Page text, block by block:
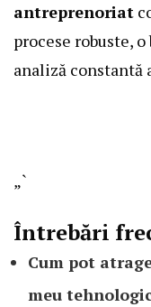
antreprenoriat
procese robuste,
analiză constantă
„`
Întrebări
Cum pot
meu